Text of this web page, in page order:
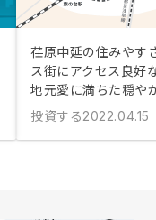
荏原中延の住みやす
ス街にアクセス良好
地元愛に満ちた穏や
投資する2022.04.15